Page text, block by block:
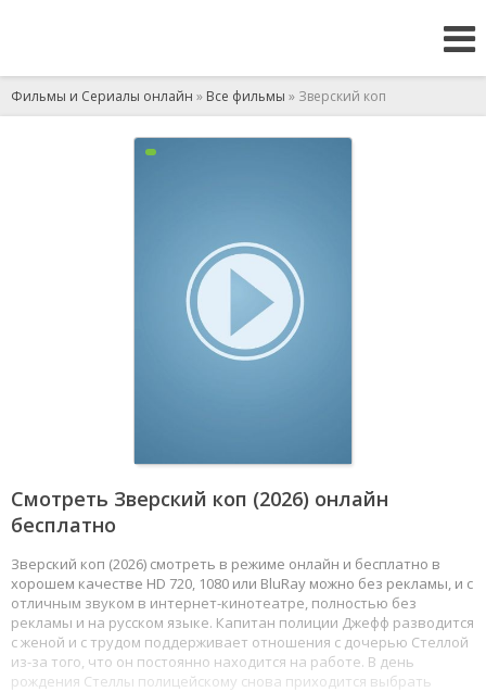
Фильмы и Сериалы онлайн » Все фильмы » Зверский коп
Смотреть Зверский коп (2026) онлайн
бесплатно
Зверский коп (2026) смотреть в режиме онлайн и бесплатно в
хорошем качестве HD 720, 1080 или BluRay можно без рекламы, и с
отличным звуком в интернет-кинотеатре, полностью без
рекламы и на русском языке. Капитан полиции Джефф разводится
с женой и с трудом поддерживает отношения с дочерью Стеллой
из-за того, что он постоянно находится на работе. В день
рождения Стеллы полицейскому снова приходится выбрать